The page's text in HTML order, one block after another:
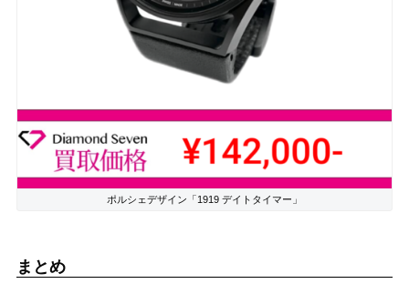
ポルシェデザイン「1919 デイトタイマー」
まとめ